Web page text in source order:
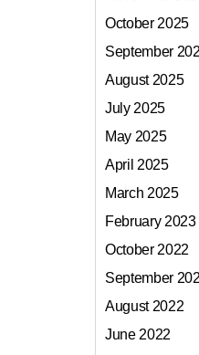
October 2025
September
August 2025
July 2025
May 2025
April 2025
March 2025
February 2023
October 2022
September
August 2022
June 2022